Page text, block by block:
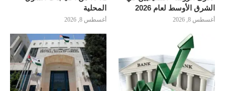
الشرق الأوسط لعام 2026
أغسطس 8, 2026
المحلية
أغسطس 8, 2026